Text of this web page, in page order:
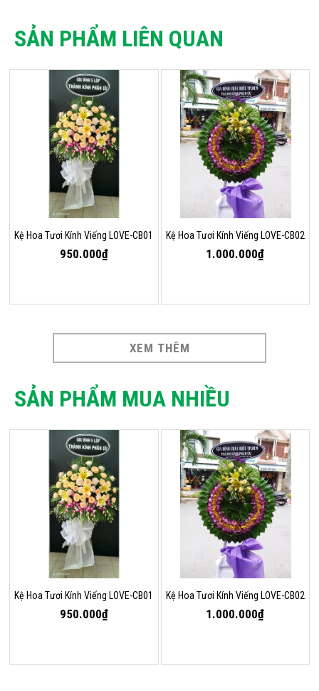
SẢN PHẨM LIÊN QUAN
Kệ Hoa Tươi Kính Viếng LOVE-CB01
950.000₫
Kệ Hoa Tươi Kính Viếng LOVE-CB02
1.000.000₫
XEM THÊM
SẢN PHẨM MUA NHIỀU
Kệ Hoa Tươi Kính Viếng LOVE-CB01
950.000₫
Kệ Hoa Tươi Kính Viếng LOVE-CB02
1.000.000₫